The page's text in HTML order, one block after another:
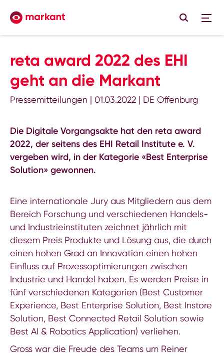
reta award 2022 des EHI
geht an die Markant
Pressemitteilungen | 01.03.2022 | DE Offenburg
Die Digitale Vorgangsakte hat den reta award
2022, der seitens des EHI Retail Institute e. V.
vergeben wird, in der Kategorie «Best Enterprise
Solution» gewonnen.
Eine internationale Jury aus Mitgliedern aus dem
Bereich Forschung und verschiedenen Handels-
und Industrieinstituten zeichnet jährlich mit
diesem Preis Produkte und Lösung aus, die durch
einen hohen Grad an Innovation einen hohen
Einfluss auf Prozessoptimierungen zwischen
Industrie und Handel haben. Es werden Preise in
fünf verschiedenen Kategorien (Best Customer
Experience, Best Enterprise Solution, Best Instore
Solution, Best Connected Retail Solution sowie
Best AI & Robotics Application) verliehen.
Gross war die Freude des Teams um Reiner